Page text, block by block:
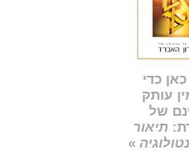
כדי
עותק
של
תיאור
»